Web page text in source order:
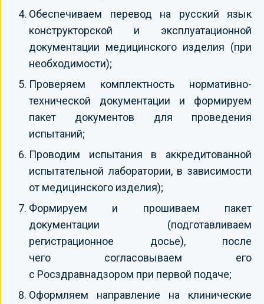
Обеспечиваем перевод на русский язык
конструкторской и эксплуатационной
документации медицинского изделия (при
необходимости);
Проверяем комплектность нормативно-
технической документации и формируем
пакет документов для проведения
испытаний;
Проводим испытания в аккредитованной
испытательной лаборатории, в зависимости
от медицинского изделия);
Формируем и прошиваем пакет
документации (подготавливаем
регистрационное досье), после
чего согласовываем его
с Росздравнадзором при первой подаче;
Оформляем направление на клинические